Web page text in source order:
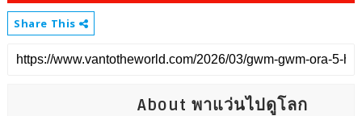
Share This
About พาแว่นไปดูโลก